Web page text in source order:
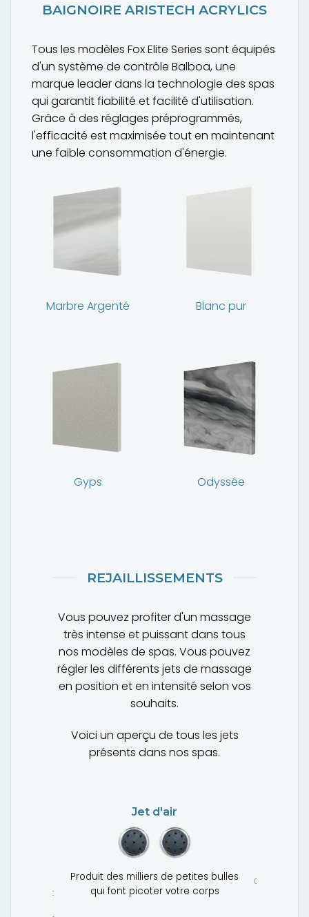
BAIGNOIRE ARISTECH ACRYLICS
Tous les modèles Fox Elite Series sont équipés
d'un système de contrôle Balboa, une
marque leader dans la technologie des spas
qui garantit fiabilité et facilité d'utilisation.
Grâce à des réglages préprogrammés,
l'efficacité est maximisée tout en maintenant
une faible consommation d'énergie.
Marbre Argenté Blanc pur
Gyps Odyssée
REJAILLISSEMENTS
Vous pouvez profiter d'un massage
très intense et puissant dans tous
nos modèles de spas. Vous pouvez
régler les différents jets de massage
en position et en intensité selon vos
souhaits.
Voici un aperçu de tous les jets
présents dans nos spas.
Miro jet
Ce jet produit un jet tourbillonnant puissant
qui masse agréablement les pieds, les